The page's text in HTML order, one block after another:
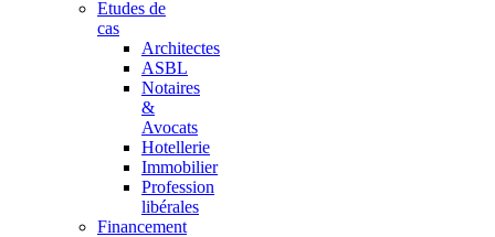
Etudes de
cas
Architectes
ASBL
Notaires
&
Avocats
Hotellerie
Immobilier
Profession
libérales
Financement